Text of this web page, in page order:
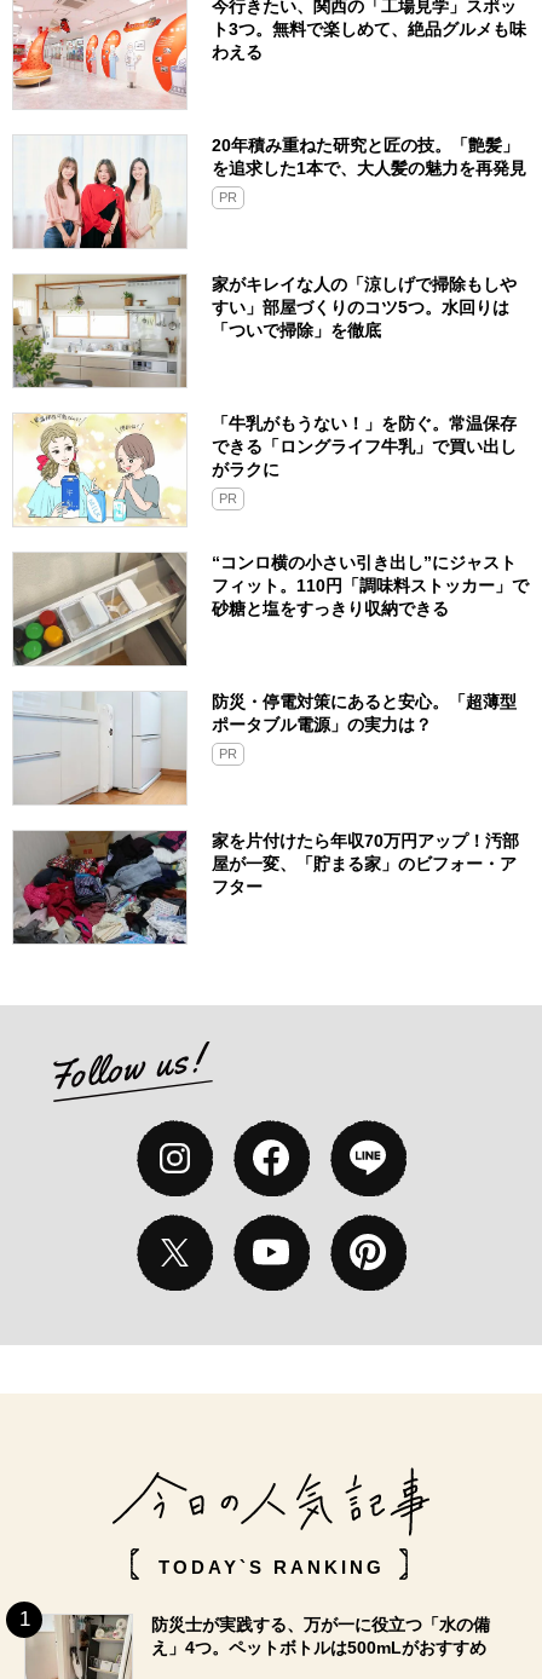
今行きたい、関西の「工場見学」スポッ
ト3つ。無料で楽しめて、絶品グルメも味
わえる
20年積み重ねた研究と匠の技。「艶髪」
を追求した1本で、大人髪の魅力を再発見
PR
家がキレイな人の「涼しげで掃除もしや
すい」部屋づくりのコツ5つ。水回りは
「ついで掃除」を徹底
「牛乳がもうない！」を防ぐ。常温保存
できる「ロングライフ牛乳」で買い出し
がラクに
PR
“コンロ横の小さい引き出し”にジャスト
フィット。110円「調味料ストッカー」で
砂糖と塩をすっきり収納できる
防災・停電対策にあると安心。「超薄型
ポータブル電源」の実力は？​
PR
家を片付けたら年収70万円アップ！汚部
屋が一変、「貯まる家」のビフォー・ア
フター
TODAY`S RANKING
防災士が実践する、万が一に役立つ「水の備
え」4つ。ペットボトルは500mLがおすすめ